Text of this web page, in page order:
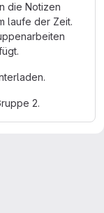
die Notizen
laufe der Zeit.
2.